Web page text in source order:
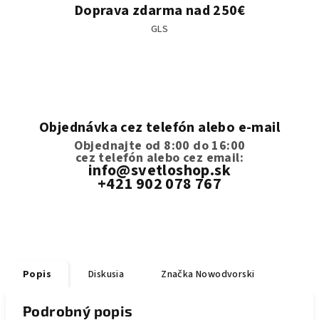
Doprava zdarma nad 250€
GLS
Objednávka cez telefón alebo e-mail
Objednajte od 8:00 do 16:00
cez telefón alebo cez email:
info@svetloshop.sk
+421 902 078 767
Popis Diskusia Značka Nowodvorski
Podrobný popis